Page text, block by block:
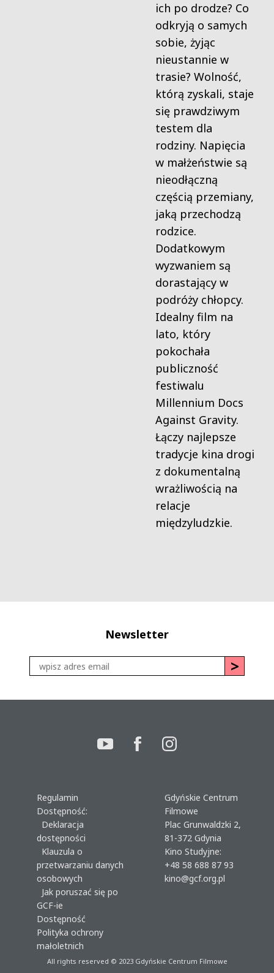
ich po drodze? Co
odkryją o samych
sobie, żyjąc
nieustannie w
trasie? Wolność,
którą zyskali, staje
się prawdziwym
testem dla
rodziny. Napięcia
w małżeństwie są
nieodłączną
częścią przemiany,
jaką przechodzą
rodzice.
Dodatkowym
wyzwaniem są
dorastający w
podróży chłopcy.
Idealny film na
lato, który
pokochała
publiczność
festiwalu
Millennium Docs
Against Gravity.
Łączy najlepsze
tradycje kina drogi
z dokumentalną
wrażliwością na
relacje
międzyludzkie.
Newsletter
Regulamin
Dostępność:
Deklaracja
dostępności
Klauzula o
przetwarzaniu danych
osobowych
Jak poruszać się po
GCF-ie
Dostępność
Polityka ochrony
małoletnich
Gdyńskie Centrum
Filmowe
Plac Grunwaldzki 2,
81-372 Gdynia
Kino Studyjne:
+48 58 688 87 93
kino@gcf.org.pl
All rights reserved © 2023Gdyńskie Centrum Filmowe